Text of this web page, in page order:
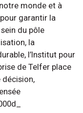
monde et à
garantir la
du pôle
la
l’Institut pour
de Telfer place
décision,